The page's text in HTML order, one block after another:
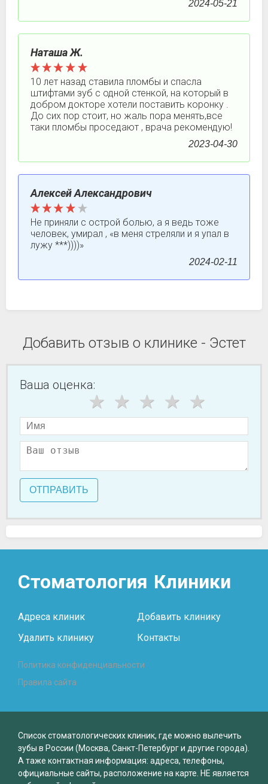
2024-05-21
Наташа Ж.
10 лет назад ставила пломбы и спасла
штифтами зуб с одной стенкой, на который в
добром докторе хотели поставить коронку .
До сих пор стоит, но жаль пора менять,все
таки пломбы проседают , врача рекомендую!
2023-04-30
Алексей Александрович
Не приняли с острой болью, а я ведь тоже
человек, умирал , «в меня стреляли и я упал в
лужу ***))))»
2024-02-11
Добавить отзыв о клинике - Эстет
Ваша оценка:
ОТПРАВИТЬ
Стоматология Клиники
Адреса клиник
Добавить клинику
Удалить клинику
Контакты
Политика конфиденциальности
Правила сайта
Список стоматологических клиник, где можно вылечить
зубы в России (Москва, Санкт-Петербург и другие города).
А таже контактная информация: адреса, телефоны,
официальные сайты, расположение на карте. НЕ является